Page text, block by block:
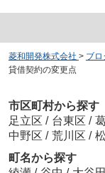
菱和開発株式会社 > ブ
貸借契約の変更点
市区町村から探す
足立区 / 台東区 /
中野区 / 荒川区 /
町名から探す